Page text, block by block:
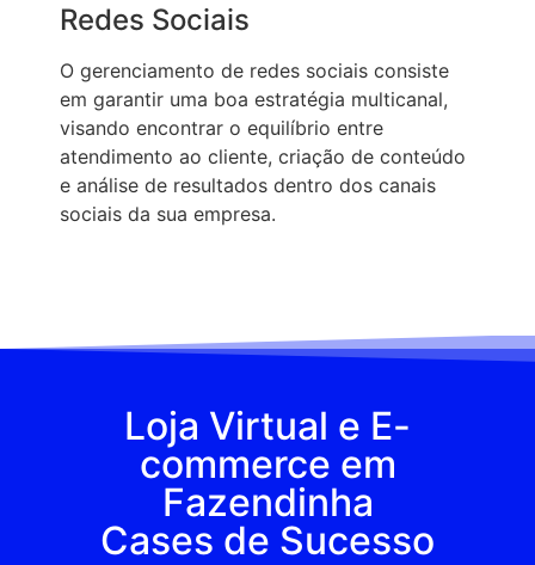
Redes Sociais
O gerenciamento de redes sociais consiste
em garantir uma boa estratégia multicanal,
visando encontrar o equilíbrio entre
atendimento ao cliente, criação de conteúdo
e análise de resultados dentro dos canais
sociais da sua empresa.
Loja Virtual e E-
commerce em
Fazendinha
Cases de Sucesso